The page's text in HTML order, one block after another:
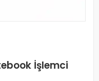
İşlemci